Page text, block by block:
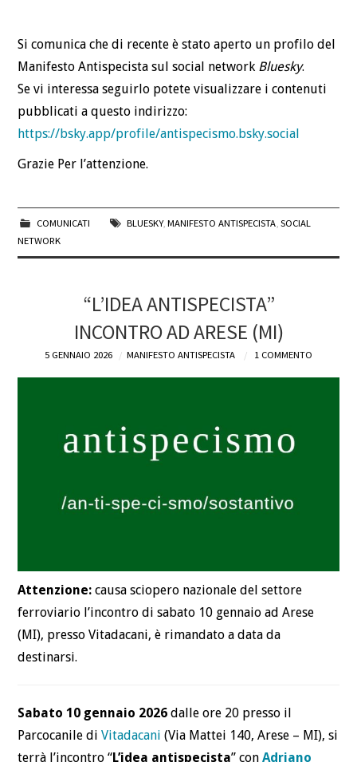
Si comunica che di recente è stato aperto un profilo del
Manifesto Antispecista sul social network Bluesky.
Se vi interessa seguirlo potete visualizzare i contenuti
pubblicati a questo indirizzo:
https://bsky.app/profile/antispecismo.bsky.social
Grazie Per l’attenzione.
COMUNICATI BLUESKY, MANIFESTO ANTISPECISTA, SOCIAL
NETWORK
“L’IDEA ANTISPECISTA”
INCONTRO AD ARESE (MI)
5 GENNAIO 2026 MANIFESTO ANTISPECISTA 1 COMMENTO
Attenzione: causa sciopero nazionale del settore
ferroviario l’incontro di sabato 10 gennaio ad Arese
(MI), presso Vitadacani, è rimandato a data da
destinarsi.
Sabato 10 gennaio 2026 dalle ore 20 presso il
Parcocanile diVitadacani (Via Mattei 140, Arese – MI), si
terrà l’incontro “L’idea antispecista” conAdriano